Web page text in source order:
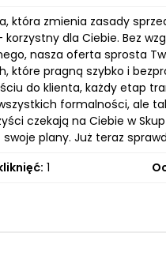
która zmienia zasady
dla Ciebie. Bez
nasza oferta sprosta
które pragną szybko i
do klienta, każdy etap
formalności, ale
czekają na Ciebie w
plany. Już teraz
1